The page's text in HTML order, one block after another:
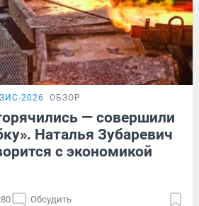
2026 ОБЗОР
— совершили
Наталья Зубаревич
с экономикой
Обсудить